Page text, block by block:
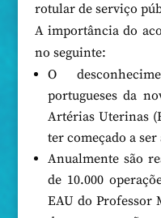
rotular de serviço
A importância do
no seguinte:
O
portugueses da
Artérias Uterinas
ter começado a
Anualmente são
de 10.000
EAU do Professor